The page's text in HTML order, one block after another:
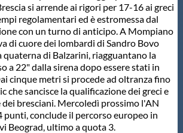
si arrende ai rigori per 17-16 ai greci
regolamentari ed è estromessa dal
con un turno di anticipo. A Mompiano
di cuore dei lombardi di Sandro Bovo
quaterna di Balzarini, riagguantano la
a 22" dalla sirena dopo essere stati in
cinque metri si procede ad oltranza fino
che sancisce la qualificazione dei greci e
dei bresciani. Mercoledì prossimo l'AN
punti, conclude il percorso europeo in
Beograd, ultimo a quota 3.